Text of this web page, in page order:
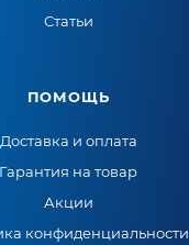
Статьи
ПОМОЩЬ
Доставка и оплата
Гарантия на товар
Акции
конфиденциальности